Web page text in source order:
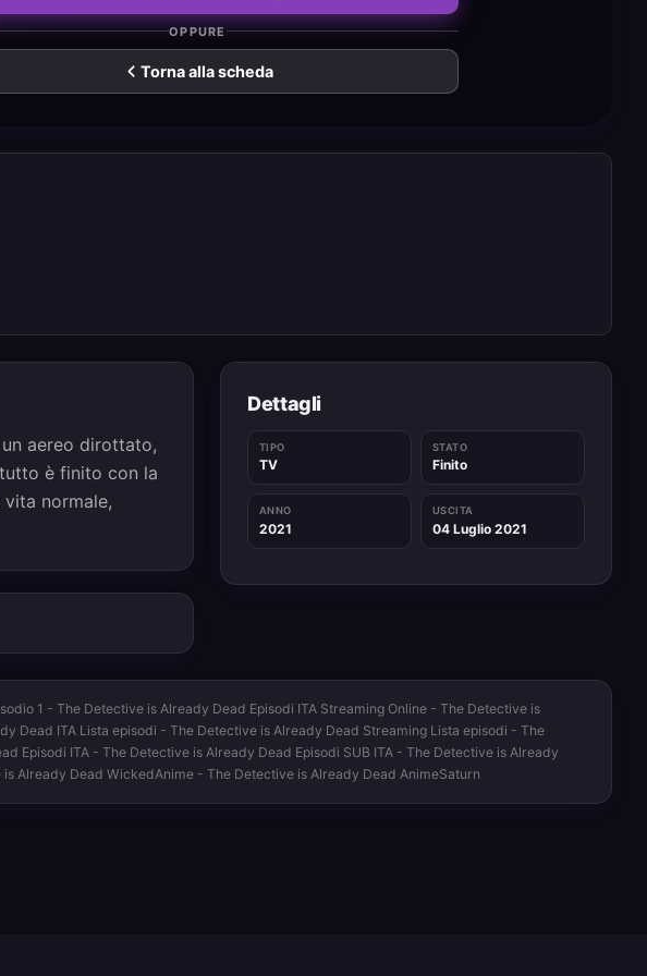
OPPURE
Torna alla scheda
aereo dirottato,
è finito con la
normale,
Dettagli
TIPO
TV
STATO
Finito
ANNO
2021
USCITA
04 Luglio 2021
1 - The Detective is Already Dead Episodi ITA Streaming Online - The Detective is
Dead ITA Lista episodi - The Detective is Already Dead Streaming Lista episodi - The
Episodi ITA - The Detective is Already Dead Episodi SUB ITA - The Detective is Already
Already Dead WickedAnime - The Detective is Already Dead AnimeSaturn